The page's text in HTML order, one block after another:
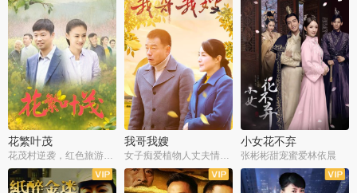
花繁叶茂
花茂村逆袭，红色旅游出圈
我哥我嫂
女子痴爱植物人丈夫情定一生
小女花不弃
张彬彬甜宠蜜爱林依晨
全42集
全35集 全32集